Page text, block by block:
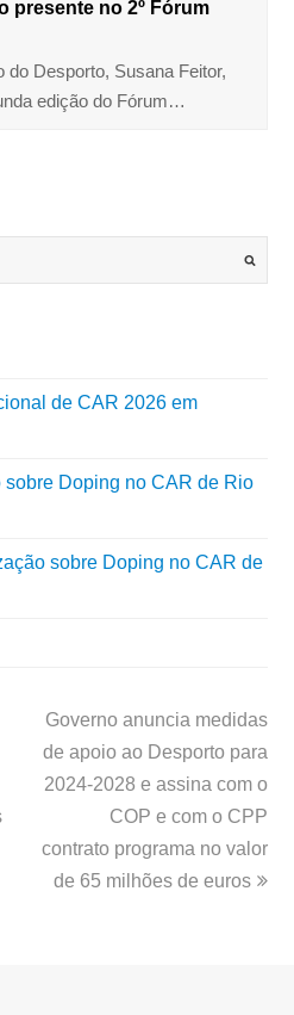
presente no 2º Fórum
do Desporto, Susana Feitor,
edição do Fórum…
de CAR 2026 em
sobre Doping no CAR de Rio
sobre Doping no CAR de
Governo anuncia medidas
de apoio ao Desporto para
2024-2028 e assina com o
COP e com o CPP
contrato programa no valor
de 65 milhões de euros